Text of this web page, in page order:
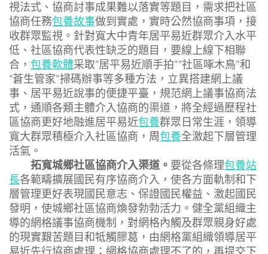
視法式、協商討事成果難以落實等題目，需求把社區
協商任務包養故事做到實處，實時公然協商事項，接
收群眾監視。針對寬大中青年居平易近群眾介入水平
低、社區協商代表性缺乏的題目，要線上線下相聯
合， 包養軟體采取“居平易近順手拍”“社區啄木鳥”和
“蒼生管家”掃碼辦事等多種方法，立異搭建網上議
事、居平易近說事的便捷平臺，規范網上議事協商法
式，通順各類主體介入協商的渠道，將全經過歷程社
區協商更好地融進居平易近包養群眾日常生涯，領導
寬大群眾積極介入社區協商，周包養全激起下層管理
活氣。
拓寬城鄉社區協商介入渠道。 要從各條理包養站
長各範疇擴展國民有序協商介入，使各方面軌制和下
層管理更好表現國民意志、保證國民權益、激起國民
發明，使城鄉社區協商煥發勃勃活力。健全黨組織主
導的網格議事協商機制，對網格內觸及群眾親身好處
的現實艱苦題目和牴觸膠葛，由網格黨組織領導居平